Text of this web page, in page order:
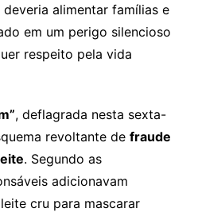
alimentar famílias e
em um perigo silencioso
respeito pela vida
, deflagrada nesta sexta-
revoltante de fraude
. Segundo as
adicionavam
cru para mascarar